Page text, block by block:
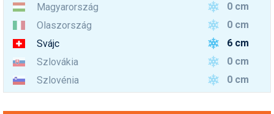
Magyarország
0 cm
Olaszország
0 cm
Svájc
6 cm
Szlovákia
0 cm
Szlovénia
0 cm